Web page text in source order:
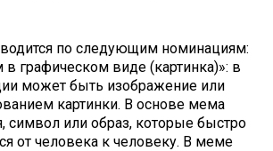
по следующим номинациям:
графическом виде (картинка)»: в
может быть изображение или
картинки. В основе мема
символ или образ, которые быстро
от человека к человеку. В меме